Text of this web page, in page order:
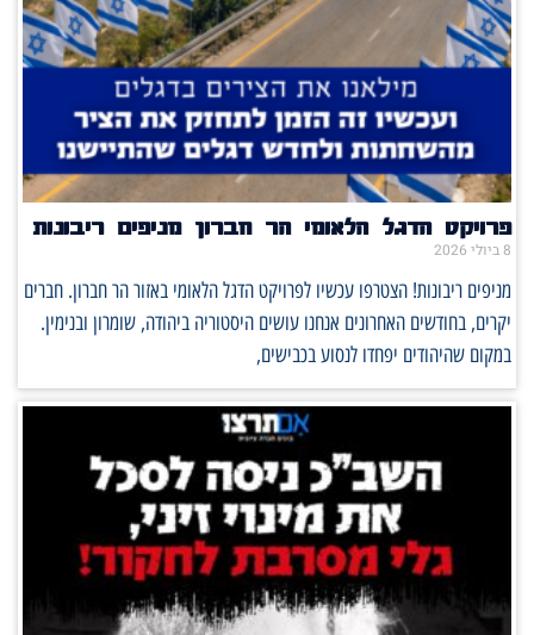
פרויקט הדגל הלאומי הר חברון מניפים ריבונות
8 ביולי 2026
מניפים ריבונות! הצטרפו עכשיו לפרויקט הדגל הלאומי באזור הר חברון. חברים
יקרים, בחודשים האחרונים אנחנו עושים היסטוריה ביהודה, שומרון ובנימין.
במקום שהיהודים יפחדו לנסוע בכבישים,